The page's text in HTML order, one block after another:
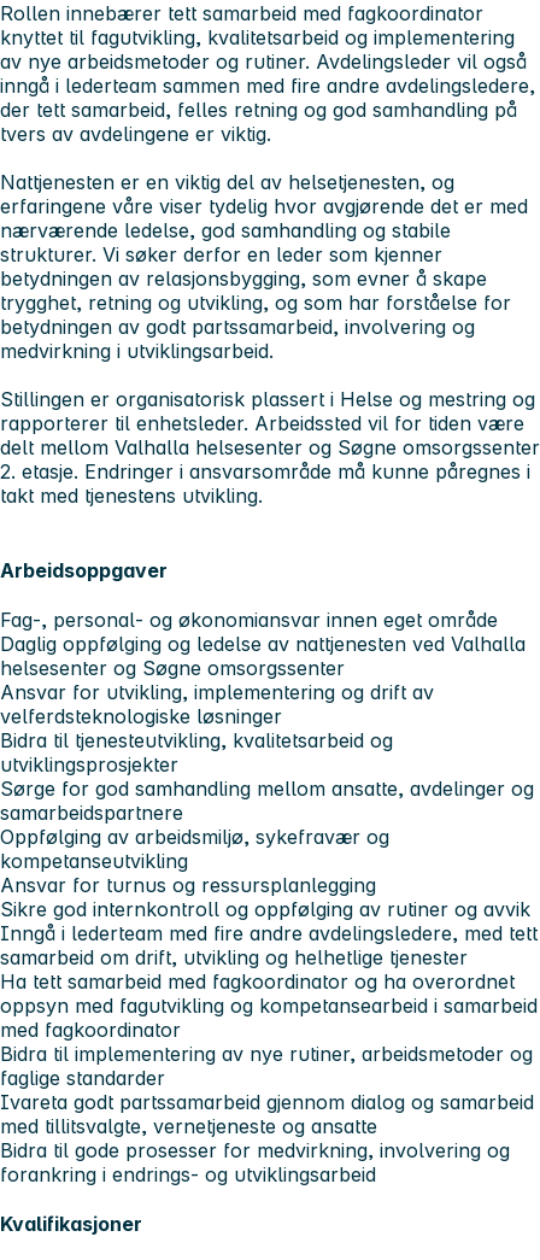
Rollen innebærer tett samarbeid med fagkoordinator
knyttet til fagutvikling, kvalitetsarbeid og implementering
av nye arbeidsmetoder og rutiner. Avdelingsleder vil også
inngå i lederteam sammen med fire andre avdelingsledere,
der tett samarbeid, felles retning og god samhandling på
tvers av avdelingene er viktig.
Nattjenesten er en viktig del av helsetjenesten, og
erfaringene våre viser tydelig hvor avgjørende det er med
nærværende ledelse, god samhandling og stabile
strukturer. Vi søker derfor en leder som kjenner
betydningen av relasjonsbygging, som evner å skape
trygghet, retning og utvikling, og som har forståelse for
betydningen av godt partssamarbeid, involvering og
medvirkning i utviklingsarbeid.
Stillingen er organisatorisk plassert i Helse og mestring og
rapporterer til enhetsleder. Arbeidssted vil for tiden være
delt mellom Valhalla helsesenter og Søgne omsorgssenter
2. etasje. Endringer i ansvarsområde må kunne påregnes i
takt med tjenestens utvikling.
Arbeidsoppgaver
Fag-, personal- og økonomiansvar innen eget område
Daglig oppfølging og ledelse av nattjenesten ved Valhalla
helsesenter og Søgne omsorgssenter
Ansvar for utvikling, implementering og drift av
velferdsteknologiske løsninger
Bidra til tjenesteutvikling, kvalitetsarbeid og
utviklingsprosjekter
Sørge for god samhandling mellom ansatte, avdelinger og
samarbeidspartnere
Oppfølging av arbeidsmiljø, sykefravær og
kompetanseutvikling
Ansvar for turnus og ressursplanlegging
Sikre god internkontroll og oppfølging av rutiner og avvik
Inngå i lederteam med fire andre avdelingsledere, med tett
samarbeid om drift, utvikling og helhetlige tjenester
Ha tett samarbeid med fagkoordinator og ha overordnet
oppsyn med fagutvikling og kompetansearbeid i samarbeid
med fagkoordinator
Bidra til implementering av nye rutiner, arbeidsmetoder og
faglige standarder
Ivareta godt partssamarbeid gjennom dialog og samarbeid
med tillitsvalgte, vernetjeneste og ansatte
Bidra til gode prosesser for medvirkning, involvering og
forankring i endrings- og utviklingsarbeid
Kvalifikasjoner